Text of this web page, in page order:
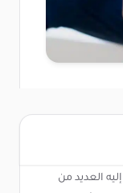
العديد من